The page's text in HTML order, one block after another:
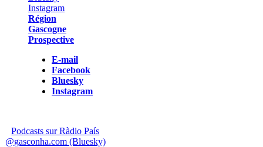
Région
Gascogne
Prospective
E-mail
Facebook
Bluesky
Instagram
Podcasts sur Ràdio País
@gasconha.com (Bluesky)